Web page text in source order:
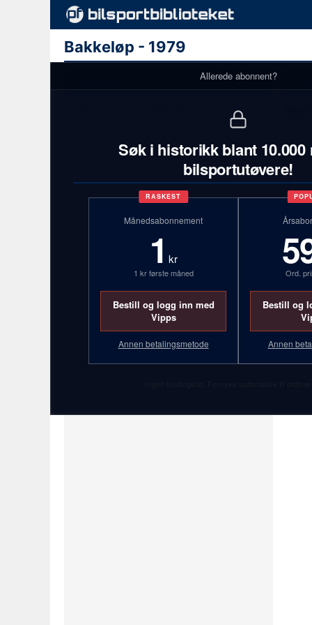
Bakkeløp - 1979
Allerede abonnent?
Søk i historikk blant 10.000
bilsportutøvere!
RASKEST
Månedsabonnement
1 kr
1 kr første måned
Bestill og logg inn med
Vipps
Annen betalingsmetode
Ord.
Bestill og
Annen
2)
3)
4)
5)